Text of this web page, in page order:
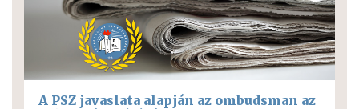
A PSZ javaslata alapján az ombudsman az